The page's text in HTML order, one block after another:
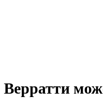
Верратти